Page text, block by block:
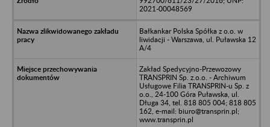
2021-00048569
Bałkankar Polska Spółka z o.o. w
liwidacji - Warszawa, ul. Puławska 12
A/4
Zakład Spedycyjno-Przewozowy
TRANSPRIN Sp. z.o.o. - Archiwum
Usługowe Filia TRANSPRIN-u Sp. z
o.o., 24-100 Góra Puławska, ul.
Długa 34, tel. 818 805 004; 818 805
162, e-mail: biuro@transprin.pl;
www.transprin.pl